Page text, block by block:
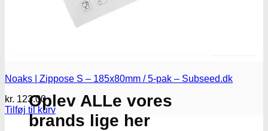
Oplev ALLe vores
brands lige her
Noaks | Zippose S – 185x80mm / 5-pak – Subseed.dk
kr. 123.00
Tilføj til kurv